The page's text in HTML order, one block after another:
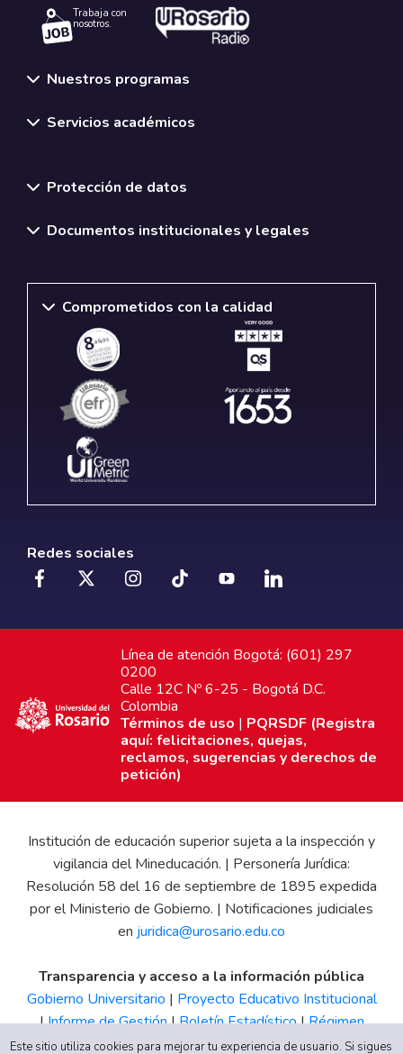
Trabaja con
nosotros.
Nuestros programas
Servicios académicos
Protección de datos
Documentos institucionales y legales
Comprometidos con la calidad
Redes sociales
Línea de atención Bogotá: (601) 297
0200
Calle 12C Nº 6-25 - Bogotá D.C.
Colombia
Términos de uso | PQRSDF (Registra
aquí: felicitaciones, quejas,
reclamos, sugerencias y derechos de
petición)
Institución de educación superior sujeta a la inspección y
vigilancia del Mineducación. | Personería Jurídica:
Resolución 58 del 16 de septiembre de 1895 expedida
por el Ministerio de Gobierno. | Notificaciones judiciales
en juridica@urosario.edu.co
Transparencia y acceso a la información pública
Gobierno Universitario | Proyecto Educativo Institucional
|Informe de Gestión|Boletín Estadístico|Régimen
Tributario|Estados Financieros |Código de Ética| Canal
Este sitio utiliza cookies para mejorar tu experiencia de usuario. Si sigues